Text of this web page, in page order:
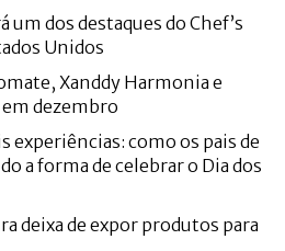
um dos destaques do Chef’s
Unidos
Xanddy Harmonia e
dezembro
experiências: como os pais de
a forma de celebrar o Dia dos
deixa de expor produtos para